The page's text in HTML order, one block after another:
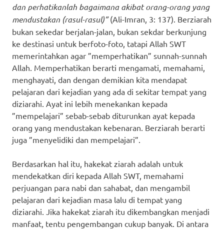
dan perhatikanlah bagaimana akibat orang-orang yang
mendustakan (rasul-rasul)”(Ali-Imran, 3: 137). Berziarah
bukan sekedar berjalan-jalan, bukan sekdar berkunjung
ke destinasi untuk berfoto-foto, tatapi Allah SWT
memerintahkan agar ”memperhatikan” sunnah-sunnah
Allah. Memperhatikan berarti mengamati, memahami,
menghayati, dan dengan demikian kita mendapat
pelajaran dari kejadian yang ada di sekitar tempat yang
diziarahi. Ayat ini lebih menekankan kepada
”mempelajari” sebab-sebab diturunkan ayat kepada
orang yang mendustakan kebenaran. Berziarah berarti
juga ”menyelidiki dan mempelajari”.
Berdasarkan hal itu, hakekat ziarah adalah untuk
mendekatkan diri kepada Allah SWT, memahami
perjuangan para nabi dan sahabat, dan mengambil
pelajaran dari kejadian masa lalu di tempat yang
diziarahi. Jika hakekat ziarah itu dikembangkan menjadi
manfaat, tentu pengembangan cukup banyak. Di antara